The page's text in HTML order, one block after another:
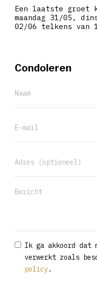
Een laatste groet
maandag 31/05,
02/06 telkens van
Condoleren
Ik ga akkoord dat
verwerkt zoals
policy.